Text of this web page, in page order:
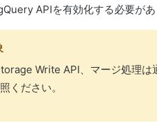
APIを有効化する必要があ
Write API、マージ処理は
ください。